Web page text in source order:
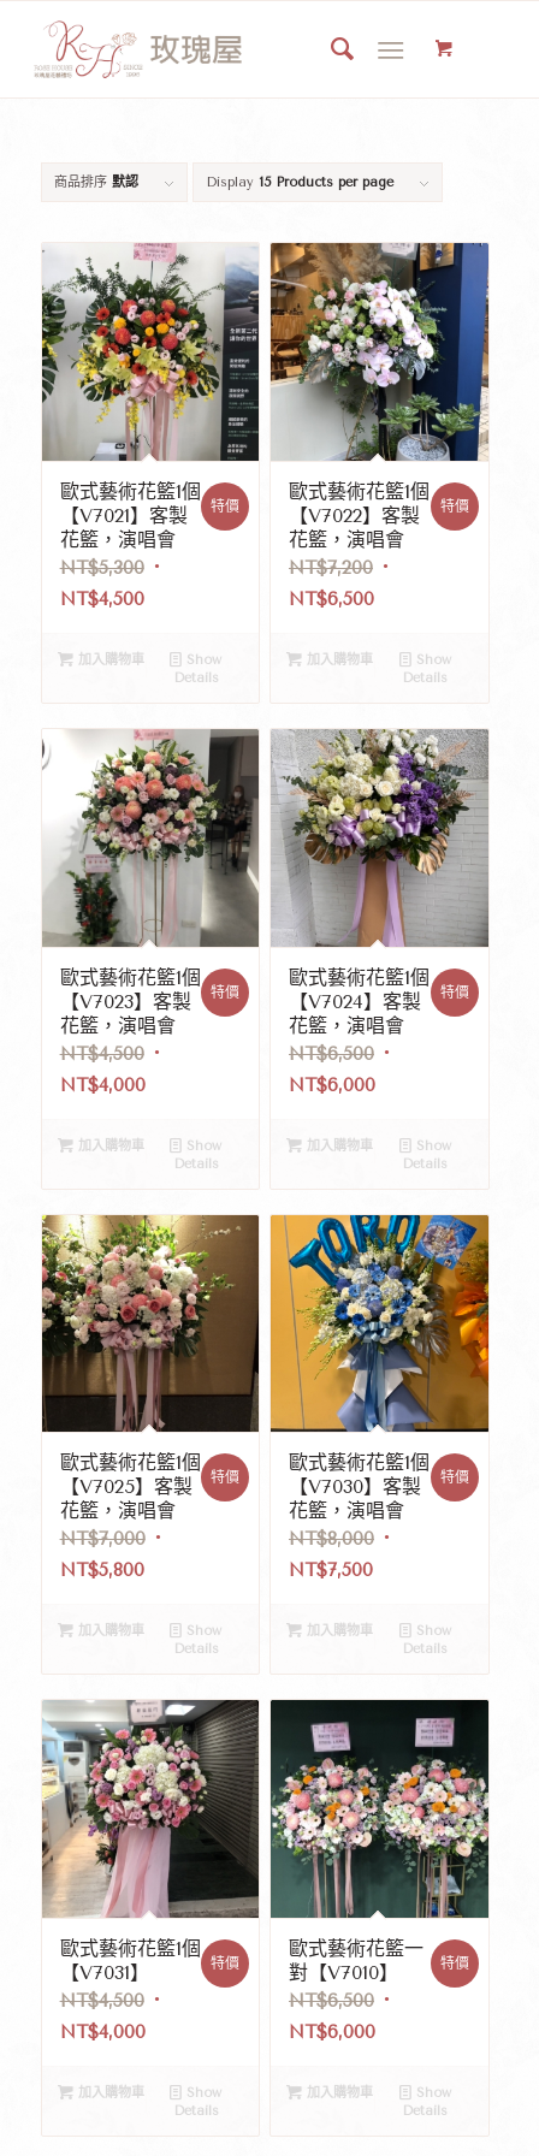
商品排序 默認 Display 15 Products per page
歐式藝術花籃1個
【V7021】客製
花籃，演唱會
NT$5,300
NT$4,500
特價
加入購物車
Show
Details
歐式藝術花籃1個
【V7022】客製
花籃，演唱會
NT$7,200
NT$6,500
特價
加入購物車
Show
Details
歐式藝術花籃1個
【V7023】客製
花籃，演唱會
NT$4,500
NT$4,000
特價
加入購物車
Show
Details
歐式藝術花籃1個
【V7024】客製
花籃，演唱會
NT$6,500
NT$6,000
特價
加入購物車
Show
Details
歐式藝術花籃1個
【V7025】客製
花籃，演唱會
NT$7,000
NT$5,800
特價
加入購物車
Show
Details
歐式藝術花籃1個
【V7030】客製
花籃，演唱會
NT$8,000
NT$7,500
特價
加入購物車
Show
Details
歐式藝術花籃1個
【V7031】
NT$4,500
NT$4,000
特價
加入購物車
Show
Details
歐式藝術花籃一
對【V7010】
NT$6,500
NT$6,000
特價
加入購物車
Show
Details